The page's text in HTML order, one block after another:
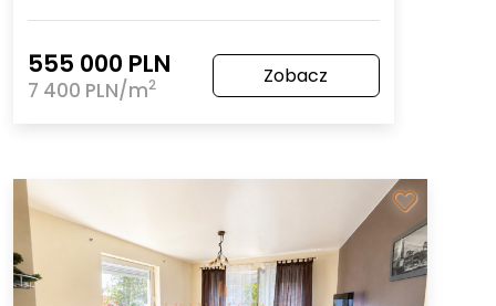
555 000 PLN
7 400 PLN/m2 Zobacz